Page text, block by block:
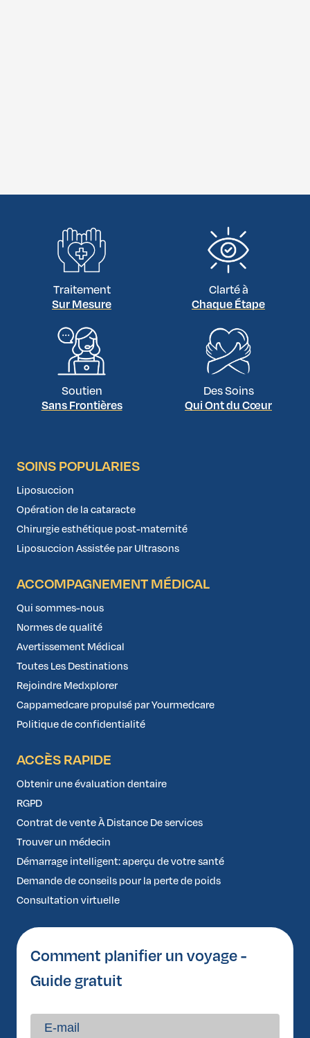
Traitement
Sur Mesure
Clarté à
Chaque Étape
Soutien
Sans Frontières
Des Soins
Qui Ont du Cœur
SOINS POPULARIES
Liposuccion
Opération de la cataracte
Chirurgie esthétique post-maternité
Liposuccion Assistée par Ultrasons
ACCOMPAGNEMENT MÉDICAL
Qui sommes-nous
Normes de qualité
Avertissement Médical
Toutes Les Destinations
Rejoindre Medxplorer
Cappamedcare propulsé par Yourmedcare
Politique de confidentialité
ACCÈS RAPIDE
Obtenir une évaluation dentaire
RGPD
Contrat de vente À Distance De services
Trouver un médecin
Démarrage intelligent: aperçu de votre santé
Demande de conseils pour la perte de poids
Consultation virtuelle
Comment planifier un voyage -
Guide gratuit